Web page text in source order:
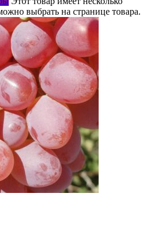
выбрать на странице товара.